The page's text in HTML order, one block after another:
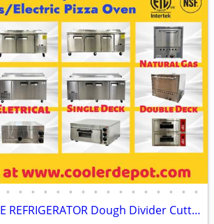
• • • • • • • • • • • • • • • •
PIZZA PREP TABLE REFRIGERATOR Dough Divider Cutter RESTAURANT EQUIPMEN